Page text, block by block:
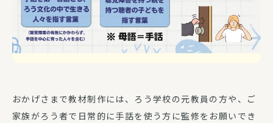
おかげさまで教材制作には、ろう学校の元教員の方や、ご
家族がろう者で日常的に手話を使う方に監修をお願いでき